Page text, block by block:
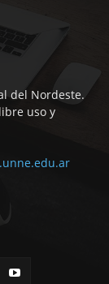
del Nordeste.
uso y